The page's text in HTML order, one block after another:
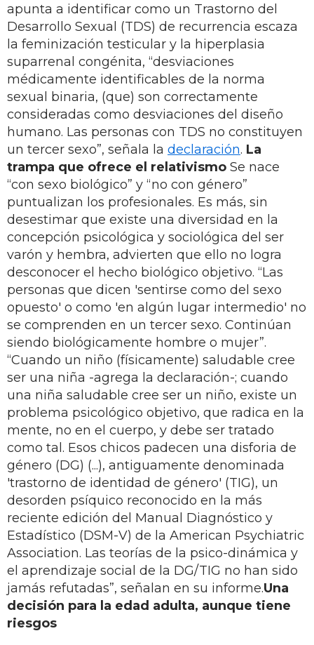
apunta a identificar como un Trastorno del
Desarrollo Sexual (TDS) de recurrencia escaza
la feminización testicular y la hiperplasia
suparrenal congénita, “desviaciones
médicamente identificables de la norma
sexual binaria, (que) son correctamente
consideradas como desviaciones del diseño
humano. Las personas con TDS no constituyen
un tercer sexo”, señala la declaración. La
trampa que ofrece el relativismo Se nace
“con sexo biológico” y “no con género”
puntualizan los profesionales. Es más, sin
desestimar que existe una diversidad en la
concepción psicológica y sociológica del ser
varón y hembra, advierten que ello no logra
desconocer el hecho biológico objetivo. “Las
personas que dicen 'sentirse como del sexo
opuesto' o como 'en algún lugar intermedio' no
se comprenden en un tercer sexo. Continúan
siendo biológicamente hombre o mujer”.
“Cuando un niño (físicamente) saludable cree
ser una niña -agrega la declaración-; cuando
una niña saludable cree ser un niño, existe un
problema psicológico objetivo, que radica en la
mente, no en el cuerpo, y debe ser tratado
como tal. Esos chicos padecen una disforia de
género (DG) (...), antiguamente denominada
'trastorno de identidad de género' (TIG), un
desorden psíquico reconocido en la más
reciente edición del Manual Diagnóstico y
Estadístico (DSM-V) de la American Psychiatric
Association. Las teorías de la psico-dinámica y
el aprendizaje social de la DG/TIG no han sido
jamás refutadas”, señalan en su informe.Una
decisión para la edad adulta, aunque tiene
riesgos